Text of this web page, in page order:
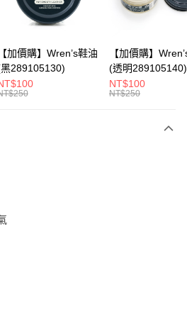
上)免運費
上)免運費
【加價購】Wren’s鞋油
289105130)
【加價購】
(透明289105140)
NT$100
NT$250